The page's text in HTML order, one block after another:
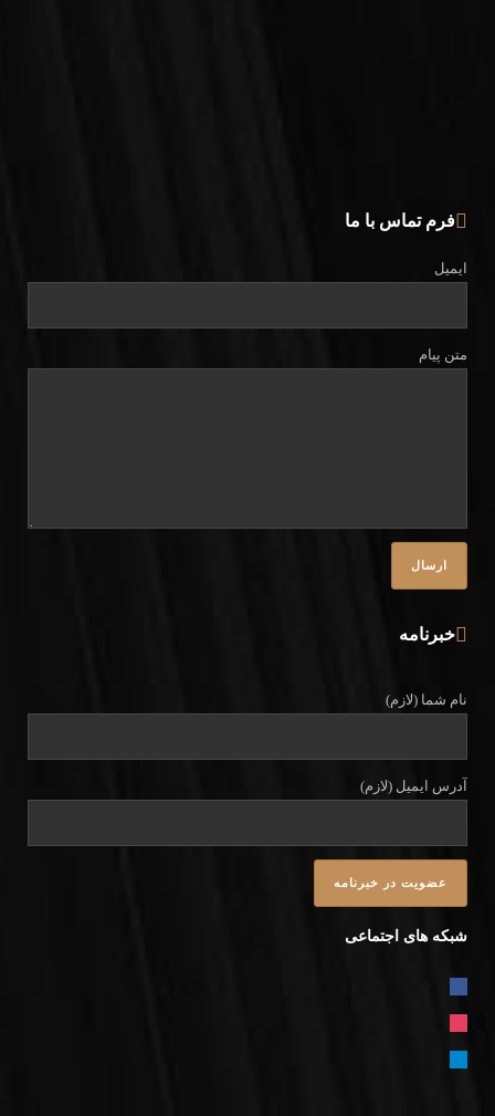
فرم تماس با ما
ایمیل
متن پیام
خبرنامه
نام شما (لازم)
آدرس ایمیل (لازم)
شبکه های اجتماعی